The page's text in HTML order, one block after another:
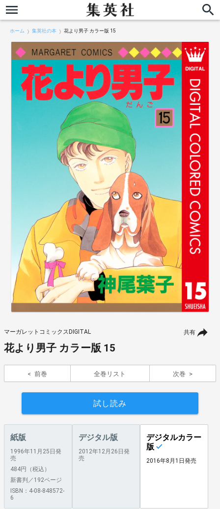
ホーム 集英社の本 花より男子 カラー版 15
共有
マーガレットコミックスDIGITAL
花より男子 カラー版 15
前巻 全巻リスト 次巻
試し読み
紙版
1996年11月25日発
売
484円（税込）
新書判／192ページ
ISBN：4-08-848572-
6
デジタル版
2012年12月26日発
売
デジタルカラー
版
2016年8月1日発売